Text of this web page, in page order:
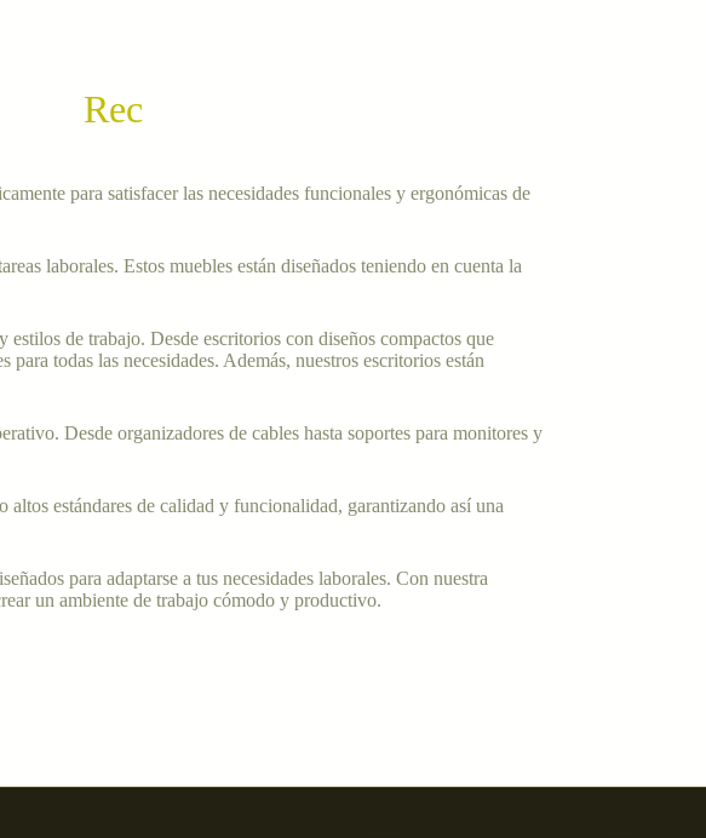
Rec
para satisfacer las necesidades funcionales y ergonómicas de
laborales. Estos muebles están diseñados teniendo en cuenta la
estilos de trabajo. Desde escritorios con diseños compactos que
todas las necesidades. Además, nuestros escritorios están
Desde organizadores de cables hasta soportes para monitores y
estándares de calidad y funcionalidad, garantizando así una
para adaptarse a tus necesidades laborales. Con nuestra
un ambiente de trabajo cómodo y productivo.